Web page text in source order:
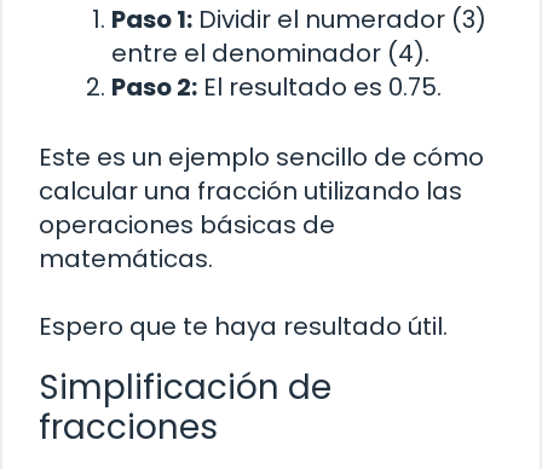
Paso 1: Dividir el numerador (3)
entre el denominador (4).
Paso 2: El resultado es 0.75.
Este es un ejemplo sencillo de cómo
calcular una fracción utilizando las
operaciones básicas de
matemáticas.
Espero que te haya resultado útil.
Simplificación de
fracciones